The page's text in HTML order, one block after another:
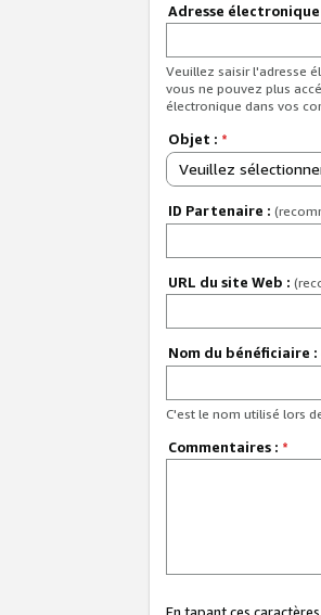
Adresse
Veuillez saisir l'adresse
vous ne pouvez plus
électronique dans vos
Objet : *
Veuillez
ID Partenaire :
URL du site Web :
Nom du bénéficiaire :
C'est le nom utilisé lors
Commentaires : *